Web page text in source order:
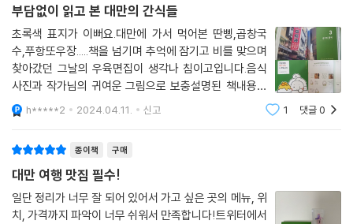
써니힐 펑리수
써니힐 핑궈수
이메이 미니 에그롤
태양당노점 태양병
라뜰리에 루터스 누가크래커
라쁘띠펄 누가크래커
에필로그
부담없이 읽고 본 대만의 간식들
초록색 표지가 이뻐요.대만에 가서 먹어본 딴삥,곱창국
수,푸항또우장.....책을 넘기며 추억에 잠기고 비를 맞으며
찾아갔던 그날의 우육면집이 생각나 침이고입니다.음식
사진과 작가님의 귀여운 그림으로 보충설명된 책내용이
부담없이 읽고 대만여행에 참고가 될만하다.QR코드로 지
도까지 넣어준 세심함이 추가되어 좋다.지인이 여름에 첫
h*****2 2024.04.11. 신고 1 댓글0
종이책 구매
대만 여행 맛집 필수!
일단 정리가 너무 잘 되어 있어서 가고 싶은 곳의 메뉴, 위
치, 가격까지 파악이 너무 쉬워서 만족합니다!트위터에서